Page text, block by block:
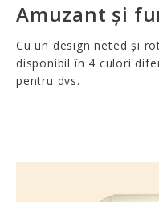
Amuzant și
Cu un design neted și
disponibil în 4 culori
pentru dvs.